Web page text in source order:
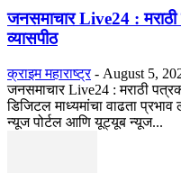
जनसमाचार Live24 : मराठी
व्यासपीठ
क्राइम महाराष्ट्र - August 5,
जनसमाचार Live24 : मराठी
डिजिटल माध्यमांचा वाढता
न्यूज पोर्टल आणि यूट्यूब न्यूज...